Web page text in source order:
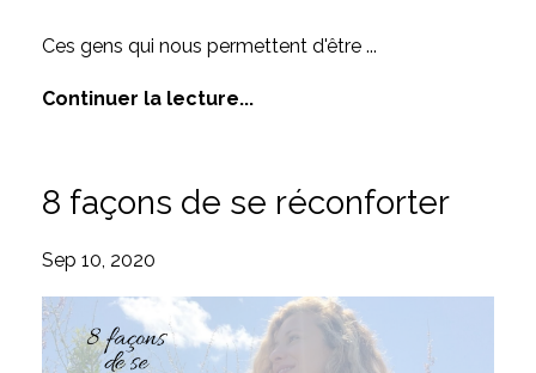
Ces gens qui nous permettent d'être ...
Continuer la lecture...
8 façons de se réconforter
Sep 10, 2020